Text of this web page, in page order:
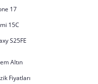
17
15C
S25FE
Altın
Fiyatları